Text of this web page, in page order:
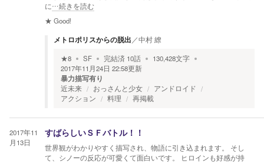
に…続きを読む
★ Good!
メトロポリスからの脱出 ／中村 繚
★8 SF 完結済 10話 130,428文字
2017年11月24日 22:58更新
暴力描写有り
近未来 おっさんと少女
アンドロイド
アクション
料理 再掲載
2017年11
月13日
すばらしいＳＦバトル！！
世界観がわかりやすく描写され、物語に引き込まれます。 そし
て、シノーの反応が可愛くて面白いです。 ヒロインも好感が持